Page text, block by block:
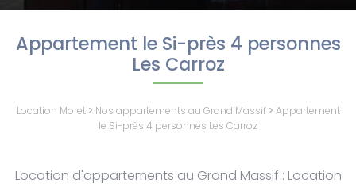
Appartement le Si-près 4 personnes
Les Carroz
Location Moret> Nos appartements au Grand Massif> Appartement
le Si-près 4 personnes Les Carroz
Location d'appartements au Grand Massif : Location